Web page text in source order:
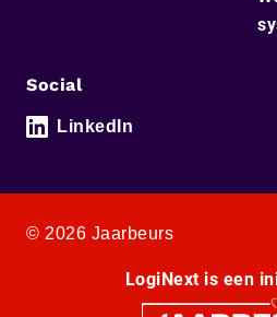
Social
LinkedIn
© 2026 Jaarbeurs
LogiNext is een